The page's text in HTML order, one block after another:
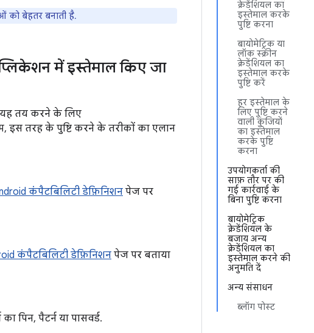
क्रेडेंशियल का
इस्तेमाल करके
पुष्टि करना
बायोमेट्रिक या
लॉक स्क्रीन
क्रेडेंशियल का
इस्तेमाल करके
पुष्टि करें
हर इस्तेमाल के
लिए पुष्टि करने
वाली कुंजियों
का इस्तेमाल
करके पुष्टि
करना
उपयोगकर्ता की
साफ़ तौर पर की
गई कार्रवाई के
बिना पुष्टि करना
बायोमेट्रिक
क्रेडेंशियल के
बजाय अन्य
क्रेडेंशियल का
इस्तेमाल करने की
अनुमति दें
अन्य संसाधन
ब्लॉग पोस्ट
को बेहतर बनाती है.
में इस्तेमाल किए जा
तय करने के लिए
इस तरह के पुष्टि करने के तरीकों का एलान
कंपैटबिलिटी डेफ़िनिशनपेज पर
कंपैटबिलिटी डेफ़िनिशनपेज पर बताया
पिन, पैटर्न या पासवर्ड.